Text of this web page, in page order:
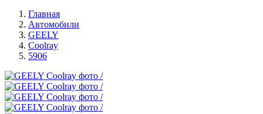
Главная
Автомобили
GEELY
Coolray
5906